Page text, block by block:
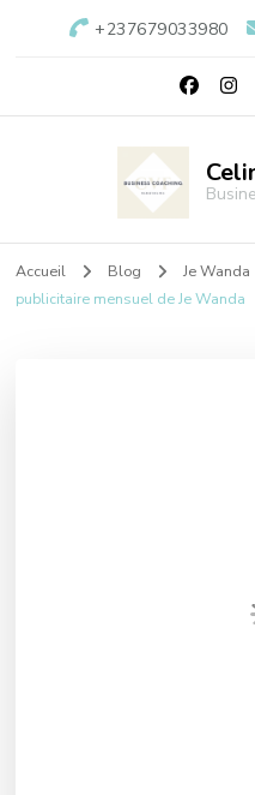
+237679033980
Accueil Blog Je Wanda
publicitaire mensuel de Je Wanda